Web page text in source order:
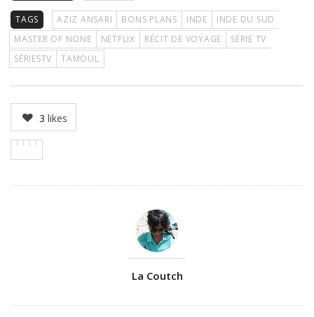
TAGS AZIZ ANSARI BONS PLANS INDE
INDE DU SUD
MASTER OF NONE
NETFLIX RÉCIT DE VOYAGE
SÉRIE TV
SÉRIESTV
TAMOUL
3 likes
La Coutch